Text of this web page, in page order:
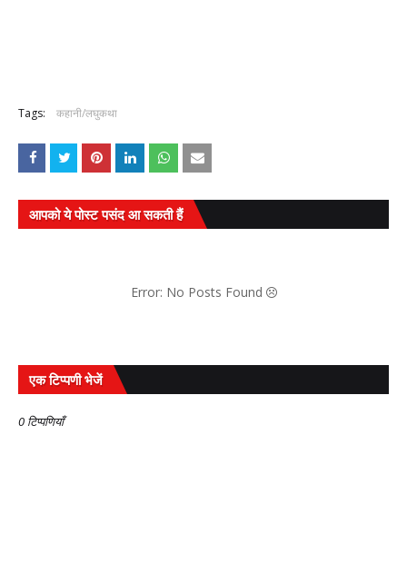
Tags: कहानी/लघुकथा
आपको ये पोस्ट पसंद आ सकती हैं
Error: No Posts Found
एक टिप्पणी भेजें
0 टिप्पणियाँ